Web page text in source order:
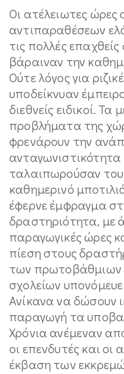
Οι ατέλειωτες
αντιπαραθέσεων
τις πολλές
βάραιναν την
Ούτε λόγος για
υποδείκνυαν
διεθνείς ειδικοί.
προβλήματα της
φρενάρουν την
ταλαιπωρούσαν
καθημερινό
έφερνε έμφραγμα
δραστηριότητα, με
παραγωγικές ώρες
πίεση στους
των πρωτοβάθμιων
σχολείων
Ανίκανα να δώσουν
παραγωγή τα
Χρόνια ανέμεναν
οι επενδυτές και οι
έκβαση των